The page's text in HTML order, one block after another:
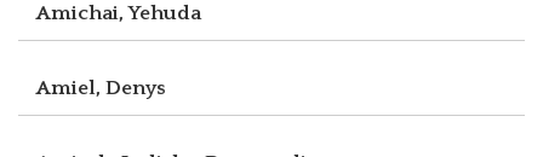
Amichai, Yehuda
Amiel, Denys